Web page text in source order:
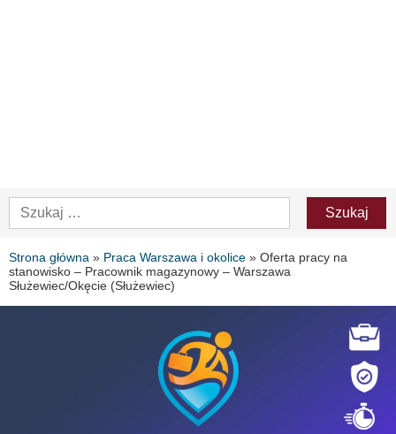
Strona główna » Praca Warszawa i okolice » Oferta pracy na
stanowisko – Pracownik magazynowy – Warszawa
Służewiec/Okęcie (Służewiec)